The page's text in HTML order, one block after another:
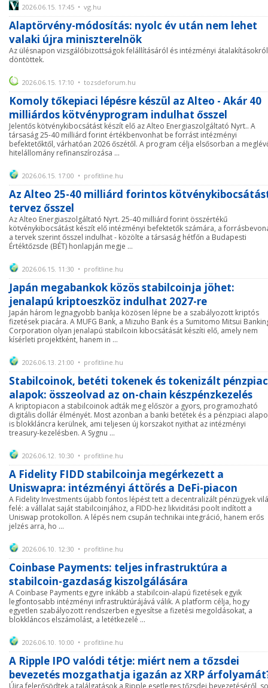
2026.06.15. 17:45 • vg.hu
Alaptörvény-módosítás: nyolc év után nem lehet
valaki újra miniszterelnök
Az ülésnapon vizsgálóbizottságok felállításáról és intézményi
döntöttek.
2026.06.15. 17:10 • tozsdeforum.hu
Komoly tőkepiaci lépésre készül az Alteo - Akár 40
milliárdos kötvényprogram indulhat ősszel
Jelentős kötvénykibocsátást készít elő az Alteo Energiaszolgáltató Nyrt.. A
társaság 25-40 milliárd forint értékbenvonhat be forrást intézményi
befektetőktől, várhatóan 2026 őszétől. A program célja elsősorban a
hitelállomány refinanszírozása ...
2026.06.15. 17:00 • profitline.hu
Az Alteo 25-40 milliárd forintos
tervez ősszel
Az Alteo Energiaszolgáltató Nyrt. 25-40 milliárd forint összértékű
kötvénykibocsátást készít elő intézményi befektetők számára, a
a tervek szerint ősszel indulhat - közölte a társaság hétfőn a Budapesti
Értéktőzsde (BÉT) honlapján megje ...
2026.06.15. 11:30 • profitline.hu
Japán megabankok közös stabilcoinja jöhet:
jenalapú kriptoeszköz indulhat 2027-re
Japán három legnagyobb bankja közösen lépne be a szabályozott kriptós
fizetések piacára. A MUFG Bank, a Mizuho Bank és a Sumitomo Mitsui
Corporation olyan jenalapú stabilcoin kibocsátását készíti elő, amely nem
kísérleti projektként, hanem in ...
2026.06.13. 21:00 • profitline.hu
Stabilcoinok, betéti tokenek és tokenizált
alapok: összeolvad az on-chain készpénzkezelés
A kriptopiacon a stabilcoinok adták meg először a gyors, programozható
digitális dollár élményét. Most azonban a banki betétek és a pénzpiaci
is blokkláncra kerülnek, ami teljesen új korszakot nyithat az intézményi
treasury-kezelésben. A Sygnu ...
2026.06.12. 10:30 • profitline.hu
A Fidelity FIDD stabilcoinja megérkezett a
Uniswapra: intézményi áttörés a DeFi-piacon
A Fidelity Investments újabb fontos lépést tett a decentralizált pénzügyek
felé: a vállalat saját stabilcoinjához, a FIDD-hez likviditási poolt indított a
Uniswap protokollon. A lépés nem csupán technikai integráció, hanem erős
jelzés arra, ho ...
2026.06.10. 12:30 • profitline.hu
Coinbase Payments: teljes infrastruktúra a
stabilcoin-gazdaság kiszolgálására
A Coinbase Payments egyre inkább a stabilcoin-alapú fizetések egyik
legfontosabb intézményi infrastruktúrájává válik. A platform célja, hogy
egyetlen szabályozott rendszerben egyesítse a fizetési megoldásokat, a
blokkláncos elszámolást, a letétkezelé ...
2026.06.10. 10:00 • profitline.hu
A Ripple IPO valódi tétje: miért nem a tőzsdei
bevezetés mozgathatja igazán az XRP
Újra felerősödtek a találgatások a Ripple esetleges tőzsdei bevezetéséről,